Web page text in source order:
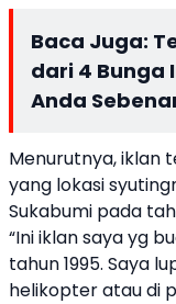
Baca Juga:
dari 4 Bunga
Anda
Menurutnya, iklan
yang lokasi
Sukabumi pada
“Ini iklan saya yg
tahun 1995. Saya
helikopter atau di